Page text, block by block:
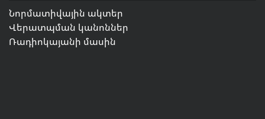
Նորմատիվային ակտեր
Վերատպման կանոններ
Ռադիոկայանի մասին